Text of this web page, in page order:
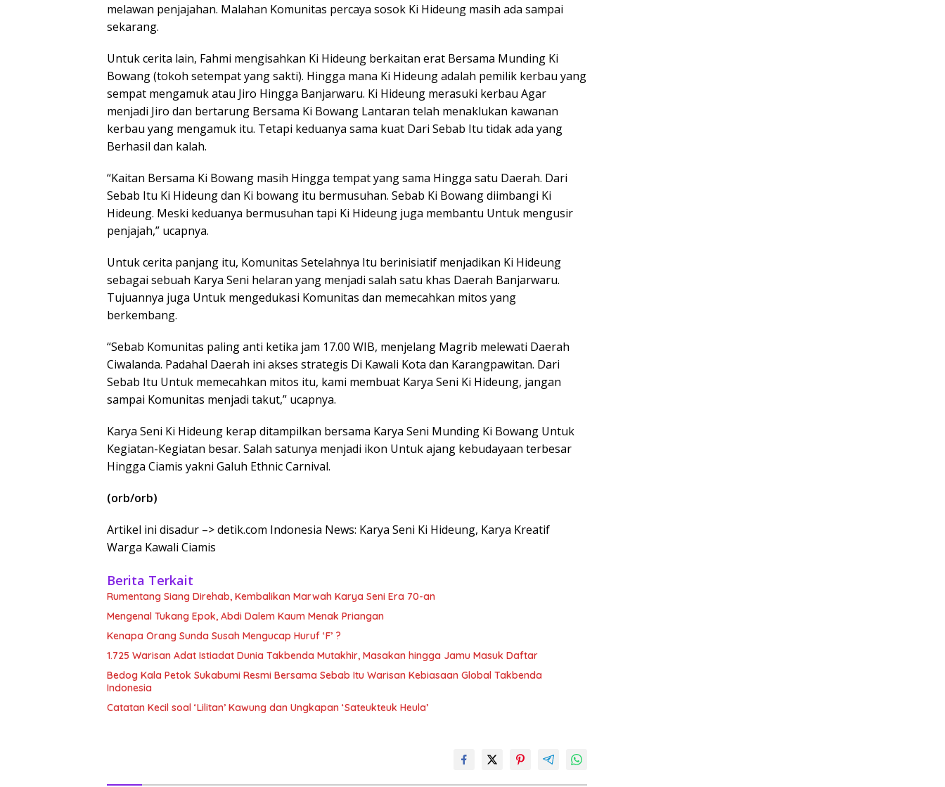
melawan penjajahan. Malahan Komunitas percaya sosok Ki Hideung masih ada sampai
sekarang.
Untuk cerita lain, Fahmi mengisahkan Ki Hideung berkaitan erat Bersama Munding Ki
Bowang (tokoh setempat yang sakti). Hingga mana Ki Hideung adalah pemilik kerbau yang
sempat mengamuk atau Jiro Hingga Banjarwaru. Ki Hideung merasuki kerbau Agar
menjadi Jiro dan bertarung Bersama Ki Bowang Lantaran telah menaklukan kawanan
kerbau yang mengamuk itu. Tetapi keduanya sama kuat Dari Sebab Itu tidak ada yang
Berhasil dan kalah.
“Kaitan Bersama Ki Bowang masih Hingga tempat yang sama Hingga satu Daerah. Dari
Sebab Itu Ki Hideung dan Ki bowang itu bermusuhan. Sebab Ki Bowang diimbangi Ki
Hideung. Meski keduanya bermusuhan tapi Ki Hideung juga membantu Untuk mengusir
penjajah,” ucapnya.
Untuk cerita panjang itu, Komunitas Setelahnya Itu berinisiatif menjadikan Ki Hideung
sebagai sebuah Karya Seni helaran yang menjadi salah satu khas Daerah Banjarwaru.
Tujuannya juga Untuk mengedukasi Komunitas dan memecahkan mitos yang
berkembang.
“Sebab Komunitas paling anti ketika jam 17.00 WIB, menjelang Magrib melewati Daerah
Ciwalanda. Padahal Daerah ini akses strategis Di Kawali Kota dan Karangpawitan. Dari
Sebab Itu Untuk memecahkan mitos itu, kami membuat Karya Seni Ki Hideung, jangan
sampai Komunitas menjadi takut,” ucapnya.
Karya Seni Ki Hideung kerap ditampilkan bersama Karya Seni Munding Ki Bowang Untuk
Kegiatan-Kegiatan besar. Salah satunya menjadi ikon Untuk ajang kebudayaan terbesar
Hingga Ciamis yakni Galuh Ethnic Carnival.
(orb/orb)
Artikel ini disadur –> detik.com Indonesia News: Karya Seni Ki Hideung, Karya Kreatif
Warga Kawali Ciamis
Berita Terkait
Rumentang Siang Direhab, Kembalikan Marwah Karya Seni Era 70-an
Mengenal Tukang Epok, Abdi Dalem Kaum Menak Priangan
Kenapa Orang Sunda Susah Mengucap Huruf ‘F’ ?
1.725 Warisan Adat Istiadat Dunia Takbenda Mutakhir, Masakan hingga Jamu Masuk Daftar
Bedog Kala Petok Sukabumi Resmi Bersama Sebab Itu Warisan Kebiasaan Global Takbenda
Indonesia
Catatan Kecil soal ‘Lilitan’ Kawung dan Ungkapan ‘Sateukteuk Heula’